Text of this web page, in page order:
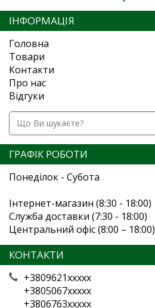
ІНФОРМАЦІЯ
Головна
Товари
Контакти
Про нас
Відгуки
ГРАФІК РОБОТИ
Понеділок - Субота
Інтернет-магазин (8:30 - 18:00)
Служба доставки (7:30 - 18:00)
Центральний офіс (8:00 – 18:00)
КОНТАКТИ
+3809621xxxxx
+3805067xxxxx
+3806763xxxxx